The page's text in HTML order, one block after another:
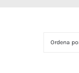
Ordena